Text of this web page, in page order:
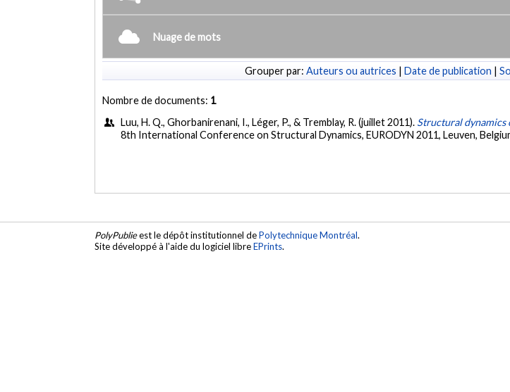
Nuage de mots
Grouper par: Auteurs ou autrices | Date de publication |
Nombre de documents: 1
Luu, H. Q., Ghorbanirenani, I., Léger, P., & Tremblay, R. (juillet 2011). Structural
8th International Conference on Structural Dynamics, EURODYN 2011, Leuven,
PolyPublieest le dépôt institutionnel dePolytechnique Montréal.
Site développé à l'aide du logiciel libreEPrints.